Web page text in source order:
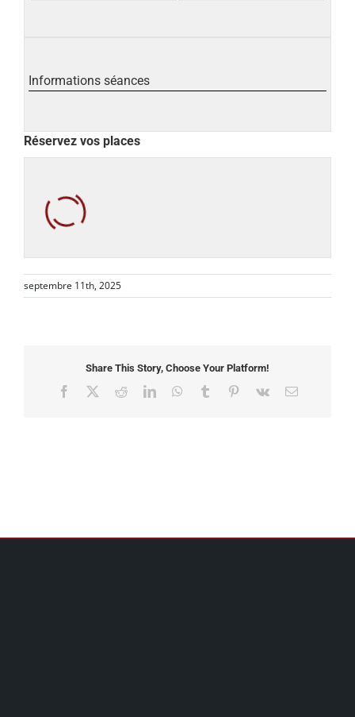
Informations séances
Réservez vos places
septembre 11th, 2025
Share This Story, Choose Your Platform!
Facebook RedditLinkedInWhatsApp
Tumblr Pinterest
Vk Email